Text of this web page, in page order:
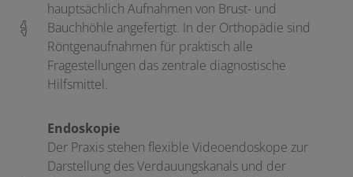
hauptsächlich Aufnahmen von Brust- und
Bauchhöhle angefertigt. In der Orthopädie sind
Röntgenaufnahmen für praktisch alle
Fragestellungen das zentrale diagnostische
Hilfsmittel.
Endoskopie
Der Praxis stehen flexible Videoendoskope zur
Darstellung des Verdauungskanals und der